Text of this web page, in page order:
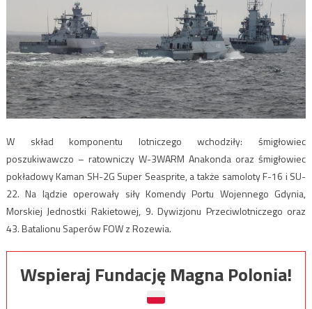
W skład komponentu lotniczego wchodziły: śmigłowiec
poszukiwawczo – ratowniczy W-3WARM Anakonda oraz śmigłowiec
pokładowy Kaman SH-2G Super Seasprite, a także samoloty F-16 i SU-
22. Na lądzie operowały siły Komendy Portu Wojennego Gdynia,
Morskiej Jednostki Rakietowej, 9. Dywizjonu Przeciwlotniczego oraz
43. Batalionu Saperów FOW z Rozewia.
Wspieraj Fundację Magna Polonia!